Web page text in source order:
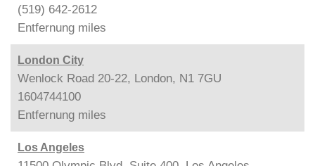
(519) 642-2612
Entfernung miles
London City
Wenlock Road 20-22, London, N1 7GU
1604744100
Entfernung miles
Los Angeles